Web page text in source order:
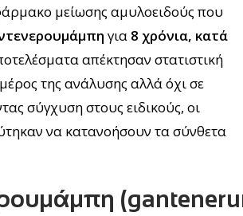
μείωσης αμυλοειδούς που
για 8 χρόνια, κατά
απέκτησαν στατιστική
της ανάλυσης αλλά όχι σε
σύγχυση στους ειδικούς, οι
να κατανοήσουν τα σύνθετα